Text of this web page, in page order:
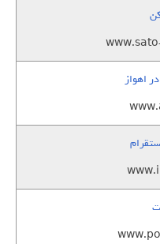
اهواز